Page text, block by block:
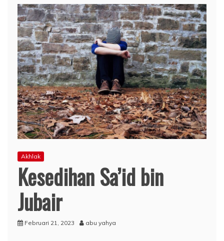
Akhlak
Kesedihan Sa’id bin
Jubair
Februari 21, 2023 abu yahya